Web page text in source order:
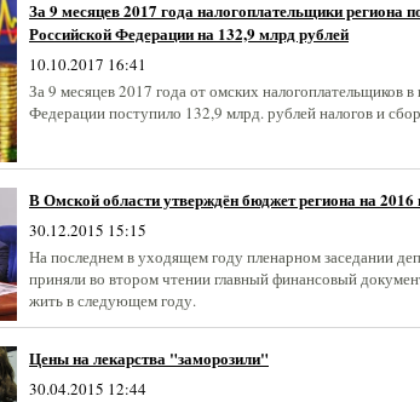
За 9 месяцев 2017 года налогоплательщики региона
Российской Федерации на 132,9 млрд рублей
10.10.2017 16:41
За 9 месяцев 2017 года от омских налогоплательщиков
Федерации поступило 132,9 млрд. рублей налогов и
В Омской области утверждён бюджет региона на 2016
30.12.2015 15:15
На последнем в уходящем году пленарном заседании
приняли во втором чтении главный финансовый
жить в следующем году.
Цены на лекарства "заморозили"
30.04.2015 12:44